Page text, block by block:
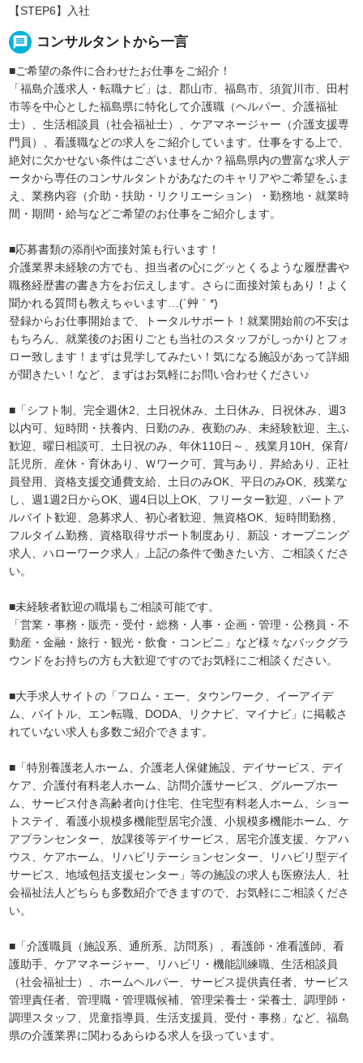
【STEP6】入社
message コンサルタントから一言
■ご希望の条件に合わせたお仕事をご紹介！
「福島介護求人・転職ナビ」は、郡山市、福島市、須賀川市、田村
市等を中心とした福島県に特化して介護職（ヘルパー、介護福祉
士）、生活相談員（社会福祉士）、ケアマネージャー（介護支援専
門員）、看護職などの求人をご紹介しています。仕事をする上で、
絶対に欠かせない条件はございませんか？福島県内の豊富な求人デ
ータから専任のコンサルタントがあなたのキャリアやご希望をふま
え、業務内容（介助・扶助・リクリエーション）・勤務地・就業時
間・期間・給与などご希望のお仕事をご紹介します。
■応募書類の添削や面接対策も行います！
介護業界未経験の方でも、担当者の心にグッとくるような履歴書や
職務経歴書の書き方をお伝えします。さらに面接対策もあり！よく
聞かれる質問も教えちゃいます…(´艸｀*)
登録からお仕事開始まで、トータルサポート！就業開始前の不安は
もちろん、就業後のお困りごとも当社のスタッフがしっかりとフォ
ロー致します！まずは見学してみたい！気になる施設があって詳細
が聞きたい！など、まずはお気軽にお問い合わせください♪
■「シフト制、完全週休2、土日祝休み、土日休み、日祝休み、週3
以内可、短時間・扶養内、日勤のみ、夜勤のみ、未経験歓迎、主ふ
歓迎、曜日相談可、土日祝のみ、年休110日～、残業月10H、保育/
託児所、産休・育休あり、Ｗワーク可、賞与あり、昇給あり、正社
員登用、資格支援交通費支給、土日のみOK、平日のみOK、残業な
し、週1週2日からOK、週4日以上OK、フリーター歓迎、パートア
ルバイト歓迎、急募求人、初心者歓迎、無資格OK、短時間勤務、
フルタイム勤務、資格取得サポート制度あり、新設・オープニング
求人、ハローワーク求人」上記の条件で働きたい方、ご相談くださ
い。
■未経験者歓迎の職場もご相談可能です。
「営業・事務・販売・受付・総務・人事・企画・管理・公務員・不
動産・金融・旅行・観光・飲食・コンビニ」など様々なバックグラ
ウンドをお持ちの方も大歓迎ですのでお気軽にご相談ください。
■大手求人サイトの「フロム・エー、タウンワーク、イーアイデ
ム、バイトル、エン転職、DODA、リクナビ、マイナビ」に掲載さ
れていない求人も多数ご紹介できます。
■「特別養護老人ホーム、介護老人保健施設、デイサービス、デイ
ケア、介護付有料老人ホーム、訪問介護サービス、グループホー
ム、サービス付き高齢者向け住宅、住宅型有料老人ホーム、ショー
トステイ、看護小規模多機能型居宅介護、小規模多機能ホーム、ケ
アプランセンター、放課後等デイサービス、居宅介護支援、ケアハ
ウス、ケアホーム、リハビリテーションセンター、リハビリ型デイ
サービス、地域包括支援センター」等の施設の求人も医療法人、社
会福祉法人どちらも多数紹介できますので、お気軽にご相談くださ
い。
■「介護職員（施設系、通所系、訪問系）、看護師・准看護師、看
護助手、ケアマネージャー、リハビリ・機能訓練職、生活相談員
（社会福祉士）、ホームヘルパー、サービス提供責任者、サービス
管理責任者、管理職・管理職候補、管理栄養士・栄養士、調理師・
調理スタッフ、児童指導員、生活支援員、受付・事務」など、福島
県の介護業界に関わるあらゆる求人を扱っています。